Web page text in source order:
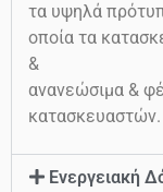
τα υψηλά
οποία τα
&
ανανεώσιμα &
κατασκευαστών.
Ενεργειακή